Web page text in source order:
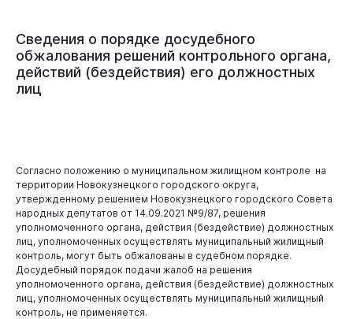
Сведения о порядке досудебного
обжалования решений контрольного органа,
действий (бездействия) его должностных
лиц
Согласно положению о муниципальном жилищном контроле на
территории Новокузнецкого городского округа,
утвержденному решением Новокузнецкого городского Совета
народных депутатов от 14.09.2021 №9/87, решения
уполномоченного органа, действия (бездействие) должностных
лиц, уполномоченных осуществлять муниципальный жилищный
контроль, могут быть обжалованы в судебном порядке.
Досудебный порядок подачи жалоб на решения
уполномоченного органа, действия (бездействие) должностных
лиц, уполномоченных осуществлять муниципальный жилищный
контроль, не применяется.